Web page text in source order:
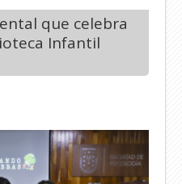
que celebra
Infantil